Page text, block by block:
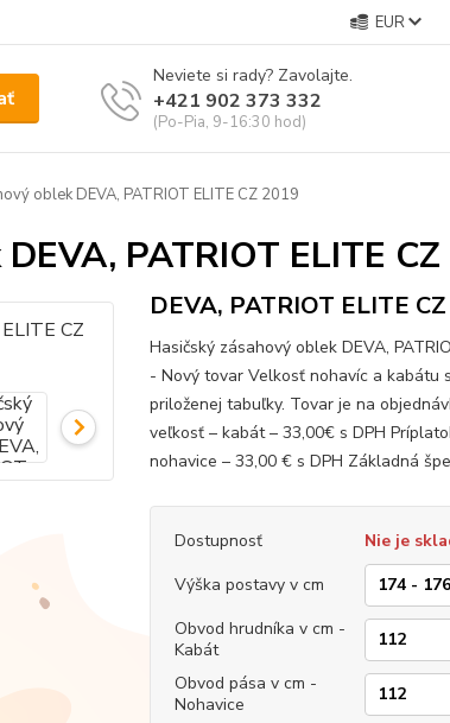
EUR
Neviete si rady? Zavolajte.
+421 902 373 332
(Po-Pia, 9-16:30 hod)
oblek DEVA, PATRIOT ELITE CZ 2019
PATRIOT ELITE
DEVA, PATRIOT ELITE
Hasičský zásahový oblek DEVA,
- Nový tovar Velkosť nohavíc a kabátu
priloženej tabuľky. Tovar je na
veľkosť – kabát – 33,00€ s DPH
nohavice – 33,00 € s DPH Základná
Dostupnosť
Nie je
Výška postavy v cm
Obvod hrudníka v cm -
Kabát
Obvod pása v cm -
Nohavice